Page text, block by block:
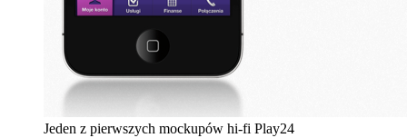
Jeden z pierwszych mockupów hi-fi Play24